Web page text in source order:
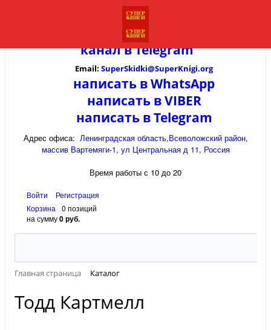
канал вTelegram
Email: SuperSkidki@SuperKnigi.org
написать в WhatsApp
написать в VIBER
написать в Telegram
Адрес офиса: Ленинградская область,Всеволожский район,
массив Вартемяги-1, ул Центральная д 11, Россия
Время работы с 10 до 20
Войти
Регистрация
Корзина
0 позиций
на сумму0 руб.
Главная страница Каталог
Тодд Картмелл